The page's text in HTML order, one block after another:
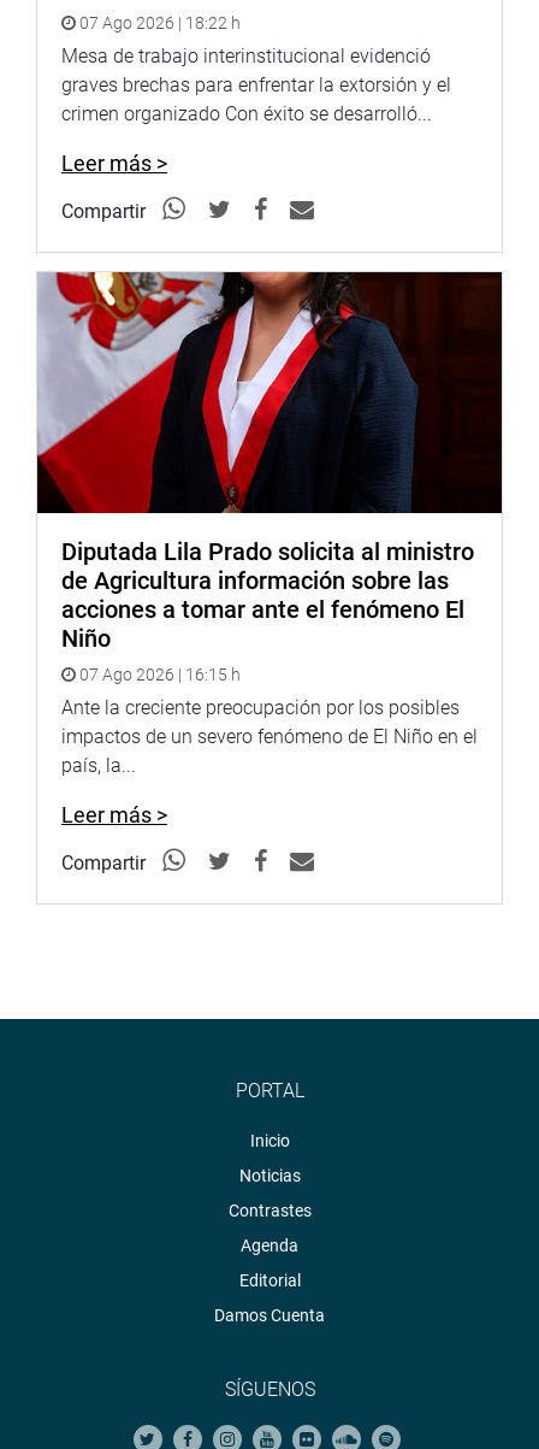
Poderes del Estado y el Orden Constitucional —
CONSPIRACIÓN (Art. 349 del CP.), en agravio del Estado; y
señor ROBERTO HELBERT SÁNCHEZ PALOMINO, en su
condición de Ex Ministro de Comercio Exterior y Turismo,
del Estado y el Orden Constitucional — REBELIÓN (Art.
346 del CP.), en agravio del Estado; y, alternativamente,
por el delito contra los Poderes del Estado y el Orden
Constitucional — CONSPIRACIÓN (Art. 349 del CP.), en
agravio del Estado”, consideró.
Lima, 6 de marzo de 2023
DESPACHO DE LA CONGRESISTA NORMA YARROW
07 Ago 2026 | 18:22 h
Mesa de trabajo interinstitucional evidenció
graves brechas para enfrentar la extorsión y el
crimen organizado Con éxito se desarrolló...
Leer más >
Compartir
Diputada Lila Prado solicita al ministro
de Agricultura información sobre las
acciones a tomar ante el fenómeno El
Niño
07 Ago 2026 | 16:15 h
Ante la creciente preocupación por los posibles
impactos de un severo fenómeno de El Niño en el
país, la...
Leer más >
Compartir
PORTAL
Inicio
Noticias
Contrastes
Agenda
Editorial
Damos Cuenta
SÍGUENOS